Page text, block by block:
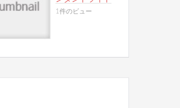
1件のビュー